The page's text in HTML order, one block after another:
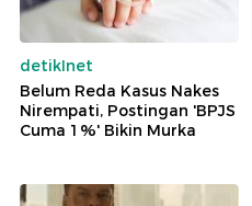
detikInet
Belum Reda Kasus Nakes
Nirempati, Postingan 'BPJS
Cuma 1%' Bikin Murka